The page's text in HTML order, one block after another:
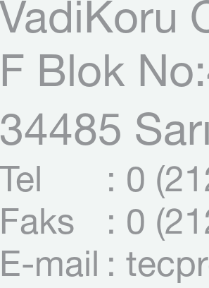
VadiKoru
F Blok
34485
Tel
: 0
Faks
: 0
E-mail :